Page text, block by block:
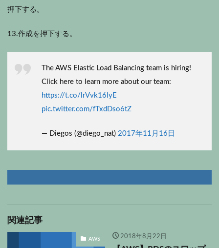
押下する。
13.作成を押下する。
The AWS Elastic Load Balancing team is hiring!
Click here to learn more about our team:
https://t.co/lrVvk16lyE
pic.twitter.com/fTxdDso6tZ
— Diegos (@diego_nat) 2017年11月16日
関連記事
AWS 2018年8月22日